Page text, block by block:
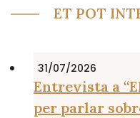
ET POT
31/07/2026
Entrevista a
per parlar